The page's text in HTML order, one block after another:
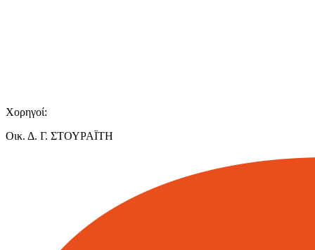
Χορηγοί:
Οικ. Δ. Γ. ΣΤΟΥΡΑΪΤΗ